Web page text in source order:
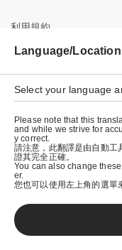
利用規約
プライバシーポリシー
特定商取引法に基づく
会社概要
Language/
Select your language
Please note that this
and while we strive for
y correct.
請注意，此翻譯是由自動工
證其完全正確。
You can also change
er.
您也可以使用左上角的選單